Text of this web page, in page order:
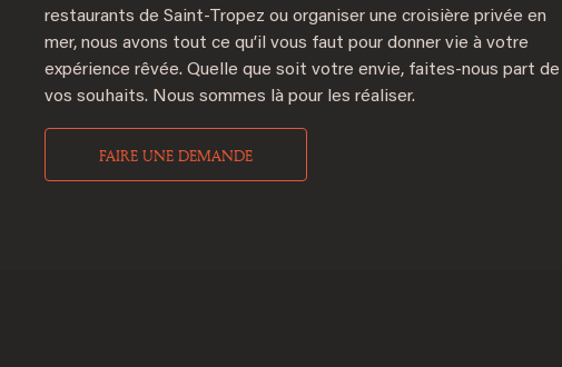
restaurants de Saint-Tropez ou organiser une croisière privée en
mer, nous avons tout ce qu’il vous faut pour donner vie à votre
expérience rêvée. Quelle que soit votre envie, faites-nous part de
vos souhaits. Nous sommes là pour les réaliser.
FAIRE UNE DEMANDE